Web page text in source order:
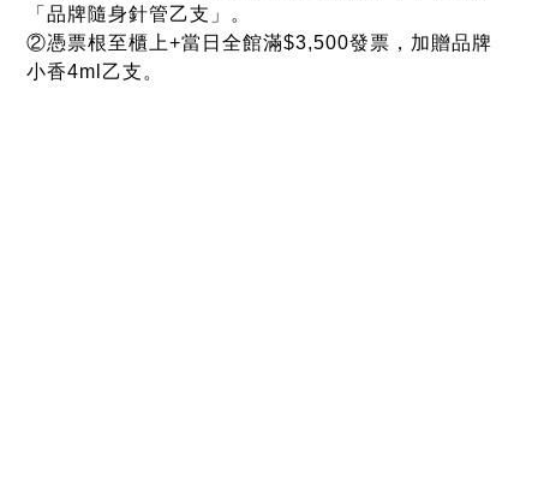
「品牌隨身針管乙支」。
②憑票根至櫃上+當日全館滿$3,500發票，加贈品牌
小香4ml乙支。